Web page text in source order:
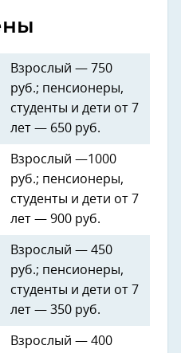
Взрослый — 750
руб.; пенсионеры,
студенты и дети от 7
лет — 650 руб.
Взрослый —1000
руб.; пенсионеры,
студенты и дети от 7
лет — 900 руб.
Взрослый — 450
руб.; пенсионеры,
студенты и дети от 7
лет — 350 руб.
Взрослый — 400